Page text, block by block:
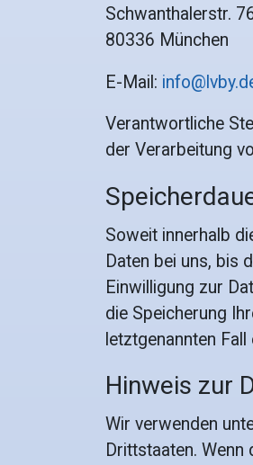
Schwanthalerstr.
80336 München
E-Mail:
Verantwortliche
der Verarbeitung
Soweit innerhalb
Daten bei uns, bis
Einwilligung zur
die Speicherung
letztgenannten
Hinweis zur
Wir verwenden
Drittstaaten.